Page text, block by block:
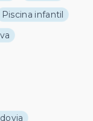
Piscina infantil